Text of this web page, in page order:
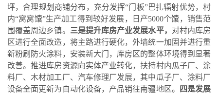
坪，合理规划商铺分布，充分发挥“门板”巴扎辐射优势，村
内“窝窝馕”生产加工得到较好发展，日产5000个馕，销售范
围覆盖周边乡镇。 三是提升库房产业发展水平， 对村内库房
区进行全面改造， 将主路进行硬化，外墙统一加固并进行重
新粉刷防火涂料，安装新大门，库房区的整体环境得到显著
改善。推进库房资源向实体产业转化，扶持村内瓜子厂、涂
料厂、木材加工厂、汽车修理厂发展，其中瓜子厂、涂料厂
设备全面更新为自动化设备，产品销往南疆地区。
四是发展